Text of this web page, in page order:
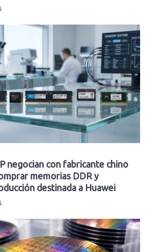
negocian con fabricante chino
memorias DDR y
destinada a Huawei